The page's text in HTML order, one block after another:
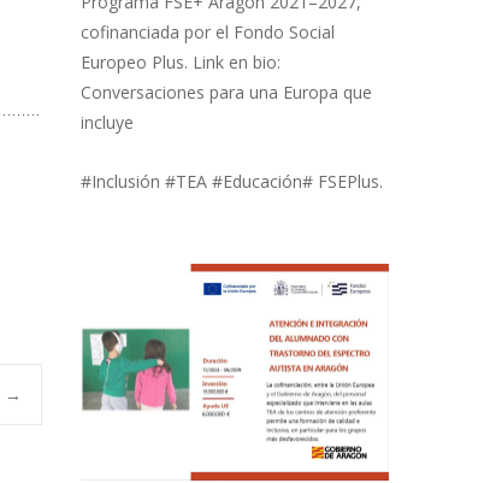
→
cofinanciada por el Fondo Social
Europeo Plus. Link en bio:
Conversaciones para una Europa que
incluye
#Inclusión #TEA #Educación# FSEPlus.